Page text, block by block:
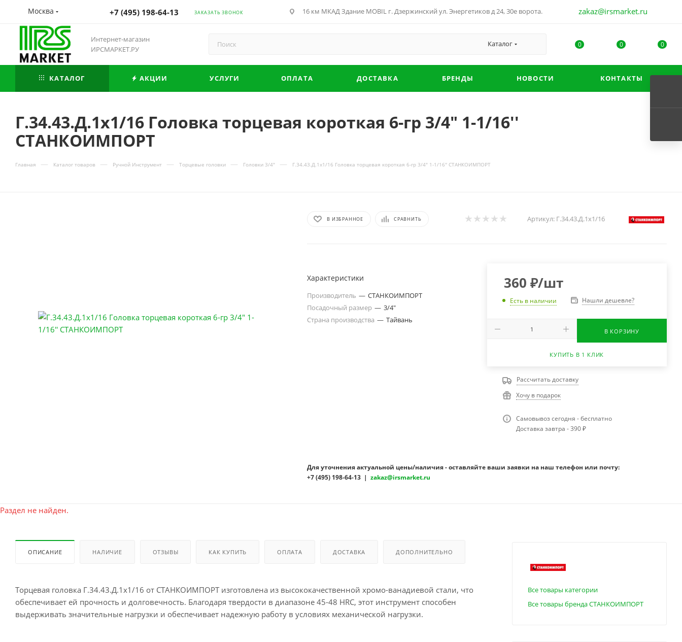
Москва +7 (495) 198-64-13 ЗАКАЗАТЬ ЗВОНОК 16 км МКАД Здание MOBIL г. Дзержинский ул. Энергетиков д 24, 30е ворота. zakaz@irsmarket.ru
Интернет-магазин
ИРСМАРКЕТ.РУ
Каталог 0 0 0
КАТАЛОГ АКЦИИ УСЛУГИ ОПЛАТА ДОСТАВКА БРЕНДЫ НОВОСТИ КОНТАКТЫ
Г.34.43.Д.1х1/16 Головка торцевая короткая 6-гр 3/4" 1-1/16''
СТАНКОИМПОРТ
Главная — Каталог товаров — Ручной Инструмент — Торцевые головки — Головки 3/4" — Г.34.43.Д.1х1/16 Головка торцевая короткая 6-гр 3/4" 1-1/16'' СТАНКОИМПОРТ
В ИЗБРАННОЕ СРАВНИТЬ Артикул: Г.34.43.Д.1х1/16
Характеристики
Производитель — СТАНКОИМПОРТ
Посадочный размер — 3/4"
Страна производства — Тайвань
360 ₽/шт
Есть в наличии Нашли дешевле?
В КОРЗИНУ
КУПИТЬ В 1 КЛИК
Рассчитать доставку
Хочу в подарок
Самовывоз сегодня - бесплатно
Доставка завтра - 390 ₽
Для уточнения актуальной цены/наличия - оставляйте ваши заявки на наш телефон или почту:
+7 (495) 198-64-13 |zakaz@irsmarket.ru
Раздел не найден.
ОПИСАНИЕ НАЛИЧИЕ ОТЗЫВЫ КАК КУПИТЬ ОПЛАТА ДОСТАВКА ДОПОЛНИТЕЛЬНО
Торцевая головка Г.34.43.Д.1х1/16 от СТАНКОИМПОРТ изготовлена из высококачественной хромо-ванадиевой стали, что
обеспечивает ей прочность и долговечность. Благодаря твердости в диапазоне 45-48 HRC, этот инструмент способен
выдерживать значительные нагрузки и обеспечивает надежную работу в условиях механической нагрузки.
Все товары категории
Все товары бренда СТАНКОИМПОРТ